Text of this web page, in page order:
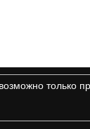
только